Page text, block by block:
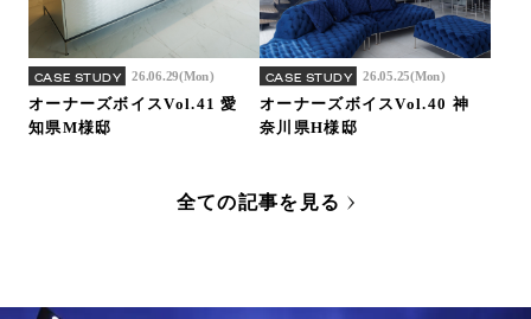
CASE STUDY 26.06.29(Mon)
オーナーズボイスVol.41 愛
知県M様邸
CASE STUDY 26.05.25(Mon)
オーナーズボイスVol.40 神
奈川県H様邸
全ての記事を見る